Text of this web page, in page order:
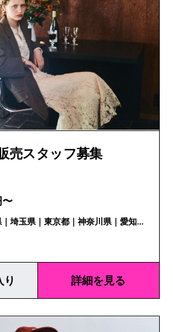
売スタッフ募集
〜
埼玉県｜東京都｜神奈川県｜愛知
府｜兵庫県｜広島県｜福岡県｜熊
り 詳細を見る